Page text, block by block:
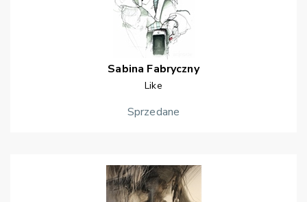
Sabina Fabryczny
Like
Sprzedane